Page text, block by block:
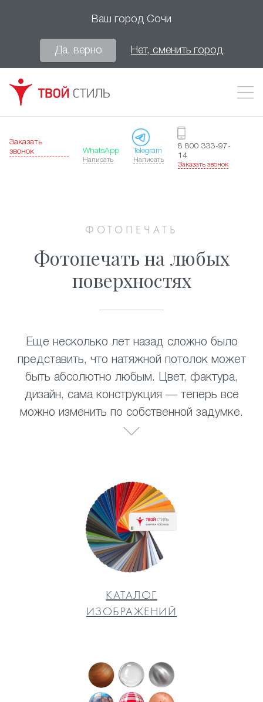
Ваш город Сочи
Да, верно Нет, сменить город
Заказать
звонок
WhatsApp
Написать
Telegram
Написать
8 800 333-97-
14
Заказать звонок
ФОТОПЕЧАТЬ
Фотопечать на любых
поверхностях
Еще несколько лет назад сложно было
представить, что натяжной потолок может
быть абсолютно любым. Цвет, фактура,
дизайн, сама конструкция — теперь все
можно изменить по собственной задумке.
КАТАЛОГ
ИЗОБРАЖЕНИЙ